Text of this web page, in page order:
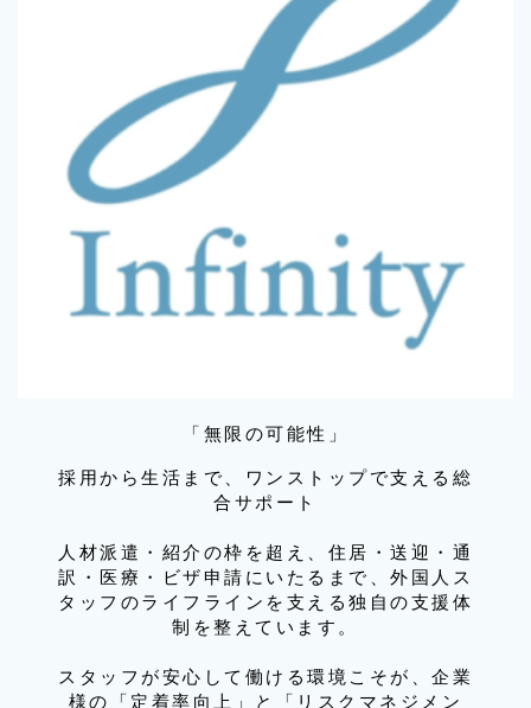
「無限の可能性」
採用から生活まで、ワンストップで支える総
合サポート
人材派遣・紹介の枠を超え、住居・送迎・通
訳・医療・ビザ申請にいたるまで、外国人ス
タッフのライフラインを支える独自の支援体
制を整えています。
スタッフが安心して働ける環境こそが、企業
様の「定着率向上」と「リスクマネジメン